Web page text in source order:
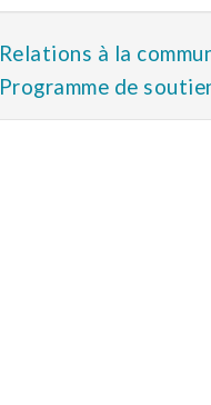
Relations à la
Programme de